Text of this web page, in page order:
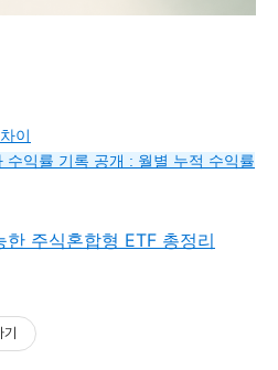
이
수익률 기록 공개 : 월별 누적 수익률
주식혼합형 ETF 총정리